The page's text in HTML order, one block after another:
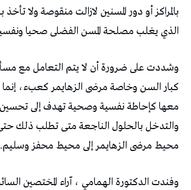
بالمراكز أو دور المسنين لازالت منقوصة ولا
الذي يغلب مصلحة المسن الفضلى صحيا
وشددت على ضرورة أن لا يتم التعامل مع
كبار السن وخاصة مرضى الزهايمر كعبء،
معها كإحاطة نفسية وصحية تهدف إلى تحسين
والتدخل بالحلول الناجعة متى تطلب ذلك
محيط مرضى الزهايمر إلى محيط محفز وسليم.
وفندت الدكتورة الهمامي ، آراء المختصين